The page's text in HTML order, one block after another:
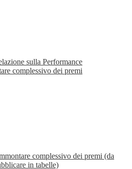
sulla Performance
complessivo dei premi
complessivo dei premi (da
in tabelle)